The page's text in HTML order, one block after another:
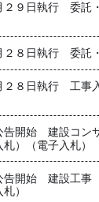
２９日執行 委託
２８日執行 委託
２８日執行 工事
告開始 建設コン
）（電子入札）
告開始 建設工事
）